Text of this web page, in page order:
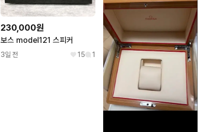
230,000원
보스 model121 스피커
3일 전 15 1